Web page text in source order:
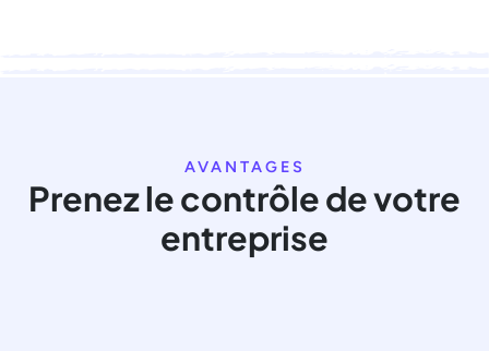
AVANTAGES
Prenez le contrôle de votre
entreprise